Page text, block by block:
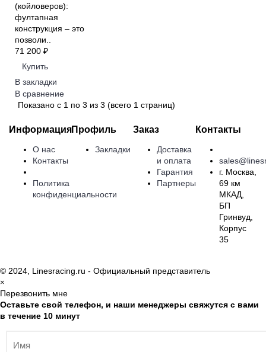
(койловеров):
фултапная
конструкция – это
позволи..
71 200 ₽
Купить
В закладки
В сравнение
Показано с 1 по 3 из 3 (всего 1 страниц)
Информация
О нас
Контакты
Политика
конфиденциальности
Профиль
Закладки
Заказ
Доставка
и оплата
Гарантия
Партнеры
Контакты
г. Москва,
69 км
МКАД,
БП
Гринвуд,
Корпус
35
© 2024, Linesracing.ru - Официальный представитель
×
Перезвонить мне
Оставьте свой телефон, и наши менеджеры свяжутся с вами
в течение 10 минут